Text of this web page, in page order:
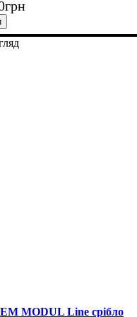
грн
: Рамки
рамок: рамка 4х2м
MODUL Line срібло